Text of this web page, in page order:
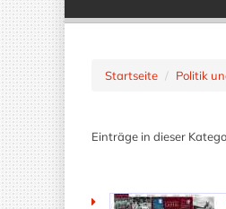
Startseite Politik
Einträge in dieser